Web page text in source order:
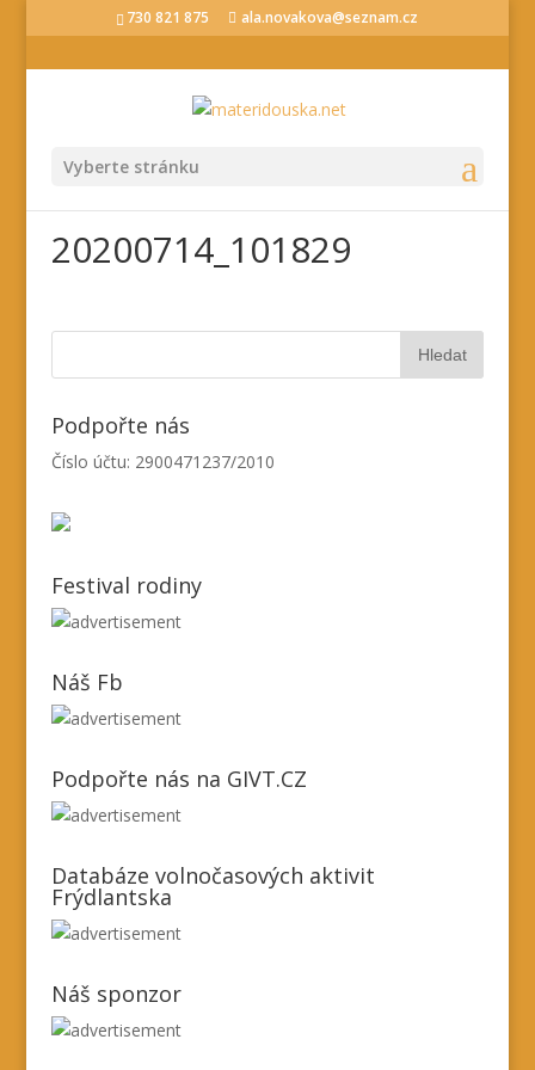
730 821 875 ala.novakova@seznam.cz
Vyberte stránku
20200714_101829
Podpořte nás
Číslo účtu: 2900471237/2010
Festival rodiny
Náš Fb
Podpořte nás na GIVT.CZ
Databáze volnočasových aktivit
Frýdlantska
Náš sponzor